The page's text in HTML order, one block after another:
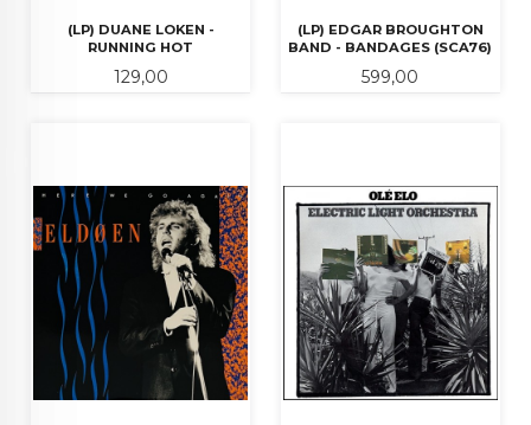
(LP) DUANE LOKEN -
RUNNING HOT
Pris
129,00
(LP) EDGAR BROUGHTON
BAND - BANDAGES (SCA76)
Pris
599,00